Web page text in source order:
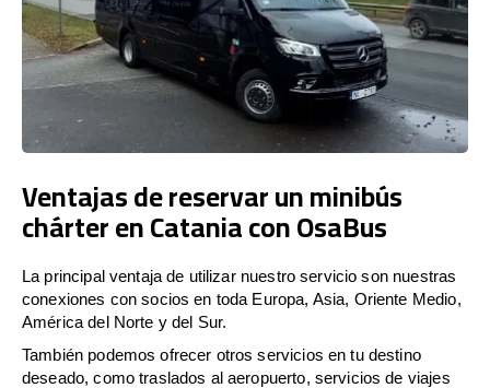
Ventajas de reservar un minibús
chárter en Catania con OsaBus
La principal ventaja de utilizar nuestro servicio son nuestras
conexiones con socios en toda Europa, Asia, Oriente Medio,
América del Norte y del Sur.
También podemos ofrecer otros servicios en tu destino
deseado, como traslados al aeropuerto, servicios de viajes